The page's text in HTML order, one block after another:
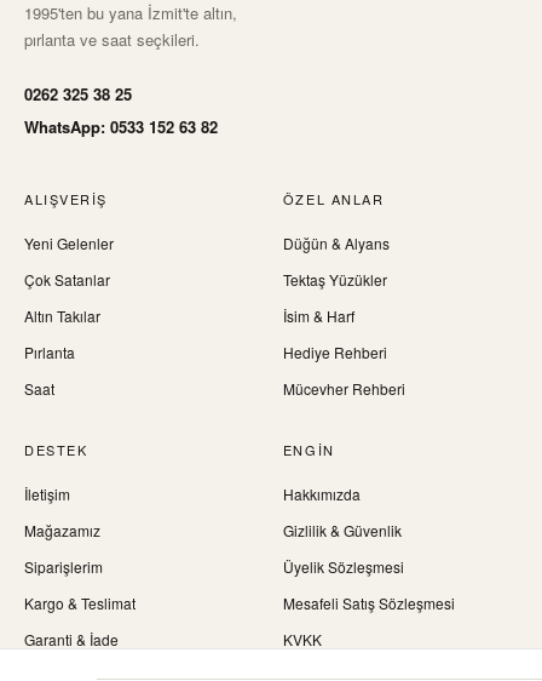
1995'ten bu yana İzmit'te altın,
pırlanta ve saat seçkileri.
0262 325 38 25
WhatsApp: 0533 152 63 82
ALIŞVERIŞ
Yeni Gelenler
Çok Satanlar
Altın Takılar
Pırlanta
Saat
ÖZEL ANLAR
Düğün & Alyans
Tektaş Yüzükler
İsim & Harf
Hediye Rehberi
Mücevher Rehberi
DESTEK
İletişim
Mağazamız
Siparişlerim
Kargo & Teslimat
Garanti & İade
ENGIN
Hakkımızda
Gizlilik & Güvenlik
Üyelik Sözleşmesi
Mesafeli Satış Sözleşmesi
KVKK